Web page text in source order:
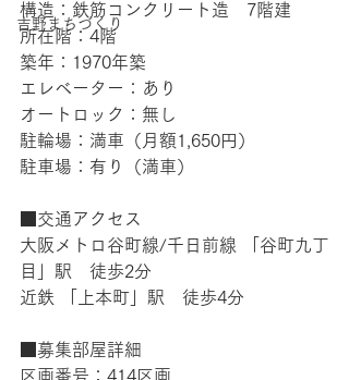
吉野まちづくり
構造：鉄筋コンクリート造　7階建
所在階：4階
築年：1970年築
エレベーター：あり
オートロック：無し
駐輪場：満車（月額1,650円）
駐車場：有り（満車）
■交通アクセス
大阪メトロ谷町線/千日前線 「谷町九丁
目」駅　徒歩2分
近鉄 「上本町」駅　徒歩4分
■募集部屋詳細
区画番号：414区画